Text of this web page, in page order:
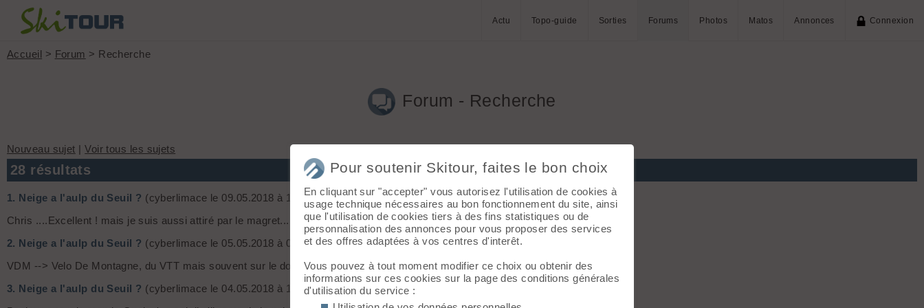
Actu Topo-guide Sorties Forums Photos Matos Annonces Connexion
Accueil > Forum > Recherche
Forum - Recherche
Nouveau sujet |Voir tous les sujets
28 résultats
1. Neige a l'aulp du Seuil ? (cyberlimace le 09.05.2018 à 11:42)
Chris ....Excellent ! mais je suis aussi attiré par le magret.....
2. Neige a l'aulp du Seuil ? (cyberlimace le 05.05.2018 à 07:24)
VDM --> Velo De Montagne, du VTT mais souvent sur le dos... Merci pour les infos
3. Neige a l'aulp du Seuil ? (cyberlimace le 04.05.2018 à 11:31)
Pour soutenir Skitour, faites le bon choix
En cliquant sur "accepter" vous autorisez l'utilisation de cookies à
usage technique nécessaires au bon fonctionnement du site, ainsi
que l'utilisation de cookies tiers à des fins statistiques ou de
personnalisation des annonces pour vous proposer des services
et des offres adaptées à vos centres d'interêt.
Vous pouvez à tout moment modifier ce choix ou obtenir des
informations sur ces cookies sur la page des conditions générales
d'utilisation du service :